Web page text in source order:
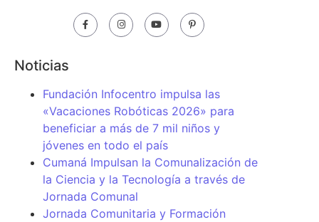
Noticias
Fundación Infocentro impulsa las
«Vacaciones Robóticas 2026» para
beneficiar a más de 7 mil niños y
jóvenes en todo el país
Cumaná Impulsan la Comunalización de
la Ciencia y la Tecnología a través de
Jornada Comunal
Jornada Comunitaria y Formación